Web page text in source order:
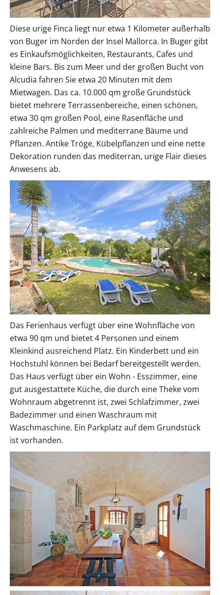
Diese urige Finca liegt nur etwa 1 Kilometer außerhalb
von Buger im Norden der Insel Mallorca. In Buger gibt
es Einkaufsmöglichkeiten, Restaurants, Cafes und
kleine Bars. Bis zum Meer und der großen Bucht von
Alcudia fahren Sie etwa 20 Minuten mit dem
Mietwagen. Das ca. 10.000 qm große Grundstück
bietet mehrere Terrassenbereiche, einen schönen,
etwa 30 qm großen Pool, eine Rasenfläche und
zahlreiche Palmen und mediterrane Bäume und
Pflanzen. Antike Tröge, Kübelpflanzen und eine nette
Dekoration runden das mediterran, urige Flair dieses
Anwesens ab.
Das Ferienhaus verfügt über eine Wohnfläche von
etwa 90 qm und bietet 4 Personen und einem
Kleinkind ausreichend Platz. Ein Kinderbett und ein
Hochstuhl können bei Bedarf bereitgestellt werden.
Das Haus verfügt über ein Wohn - Esszimmer, eine
gut ausgestattete Küche, die durch eine Theke vom
Wohnraum abgetrennt ist, zwei Schlafzimmer, zwei
Badezimmer und einen Waschraum mit
Waschmaschine. Ein Parkplatz auf dem Grundstück
ist vorhanden.